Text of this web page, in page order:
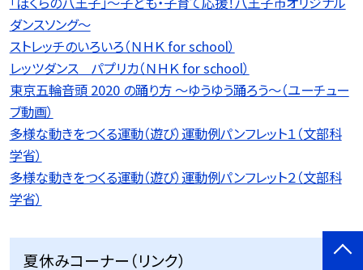
ダンスソング〜
ストレッチのいろいろ（ＮＨＫ for school）
レッツダンス パプリカ（ＮＨＫ for school）
東京五輪音頭 2020 の踊り方 〜ゆうゆう踊ろう〜（ユーチュー
ブ動画）
多様な動きをつくる運動（遊び）運動例パンフレット１（文部科
学省）
多様な動きをつくる運動（遊び）運動例パンフレット２（文部科
学省）
夏休みコーナー（リンク）